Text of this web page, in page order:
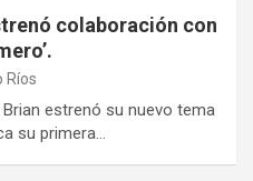
colaboración con
Ríos
estrenó su nuevo tema
su primera…